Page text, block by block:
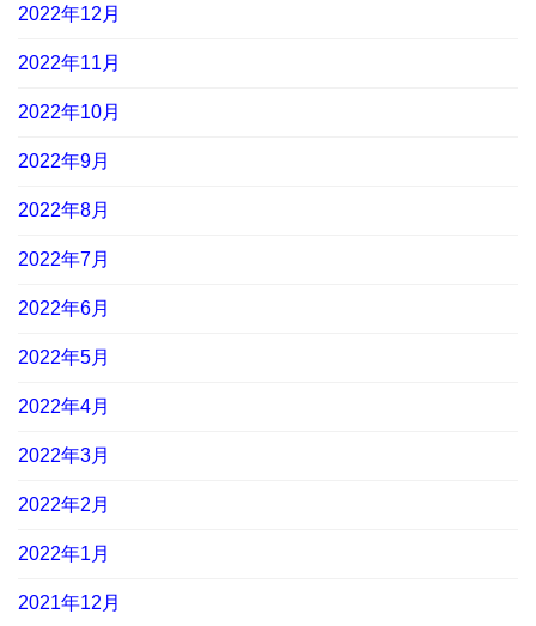
2022年12月
2022年11月
2022年10月
2022年9月
2022年8月
2022年7月
2022年6月
2022年5月
2022年4月
2022年3月
2022年2月
2022年1月
2021年12月